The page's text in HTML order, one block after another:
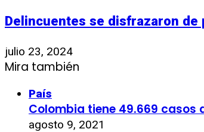
Delincuentes se disfrazaron
julio 23, 2024
Mira también
País
Colombia tiene 49.669 casos
agosto 9, 2021